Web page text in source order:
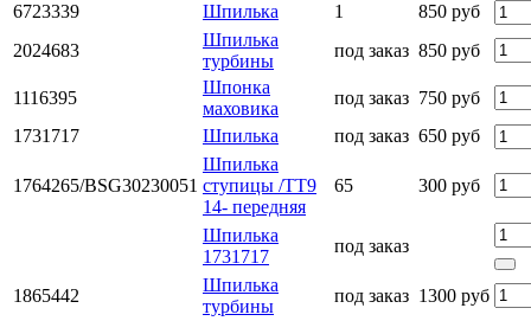
6723339
Шпилька 1
850 руб
2024683
Шпилька
турбины
под заказ 850 руб
1116395
Шпонка
маховика
под заказ 750 руб
1731717
Шпилька под заказ 650 руб
1764265/BSG30230051
Шпилька
ступицы /TT9
14- передняя
65 300 руб
Шпилька
1731717
под заказ
1865442
Шпилька
турбины
под заказ 1300 руб